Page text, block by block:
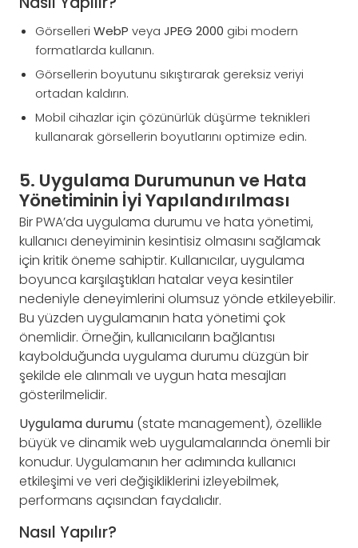
Görselleri WebP veya JPEG 2000 gibi modern
formatlarda kullanın.
Görsellerin boyutunu sıkıştırarak gereksiz veriyi
ortadan kaldırın.
Mobil cihazlar için çözünürlük düşürme teknikleri
kullanarak görsellerin boyutlarını optimize edin.
5. Uygulama Durumunun ve Hata
Yönetiminin İyi Yapılandırılması
Bir PWA’da uygulama durumu ve hata yönetimi,
kullanıcı deneyiminin kesintisiz olmasını sağlamak
için kritik öneme sahiptir. Kullanıcılar, uygulama
boyunca karşılaştıkları hatalar veya kesintiler
nedeniyle deneyimlerini olumsuz yönde etkileyebilir.
Bu yüzden uygulamanın hata yönetimi çok
önemlidir. Örneğin, kullanıcıların bağlantısı
kaybolduğunda uygulama durumu düzgün bir
şekilde ele alınmalı ve uygun hata mesajları
gösterilmelidir.
Uygulama durumu (state management), özellikle
büyük ve dinamik web uygulamalarında önemli bir
konudur. Uygulamanın her adımında kullanıcı
etkileşimi ve veri değişikliklerini izleyebilmek,
performans açısından faydalıdır.
Nasıl Yapılır?